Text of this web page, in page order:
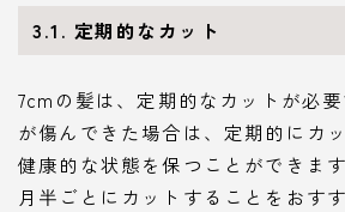
3.1. 定期的なカット
7cmの髪は、定期的なカットが必
が傷んできた場合は、定期的にカ
健康的な状態を保つことができま
月半ごとにカットすることをおす